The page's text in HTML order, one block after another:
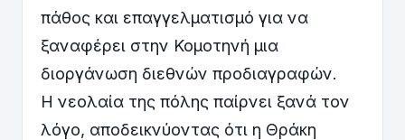
πάθος και επαγγελματισμό για να
ξαναφέρει στην Κομοτηνή μια
διοργάνωση διεθνών προδιαγραφών.
Η νεολαία της πόλης παίρνει ξανά τον
λόγο, αποδεικνύοντας ότι η Θράκη